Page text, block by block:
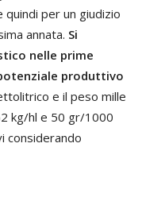
per un giudizio
annata. Si
nelle prime
produttivo
e il peso mille
kg/hl e 50 gr/1000
considerando